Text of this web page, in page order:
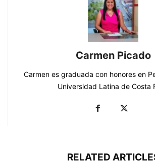
Carmen Picado
Carmen es graduada con honores en
Universidad Latina de Costa
RELATED